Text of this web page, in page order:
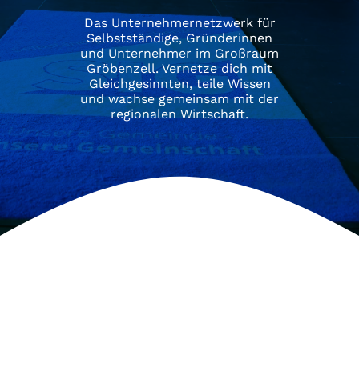
Das Unternehmernetzwerk für
Selbstständige, Gründerinnen
und Unternehmer im Großraum
Gröbenzell.Vernetze dich mit
Gleichgesinnten, teile Wissen
und wachse gemeinsam mit der
regionalen Wirtschaft.